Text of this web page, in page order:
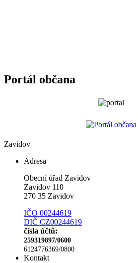
Portál občana
Zavidov
Adresa
Obecní úřad Zavidov
Zavidov 110
270 35 Zavidov
IČO 00244619
DIČ CZ00244619
čísla účtů:
259319897/0600
6124776369/0800
Kontakt